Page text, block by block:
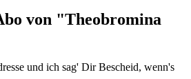
von "Theobromina
und ich sag' Dir Bescheid, wenn's